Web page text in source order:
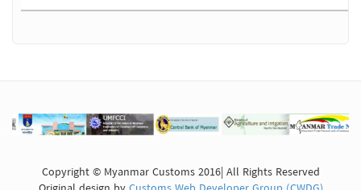
Copyright © Myanmar Customs 2016| All Rights Reserved